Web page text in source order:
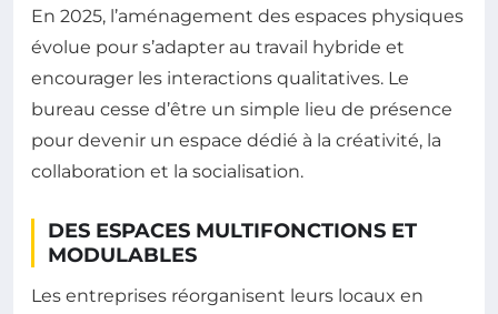
En 2025, l’aménagement des espaces physiques
évolue pour s’adapter au travail hybride et
encourager les interactions qualitatives. Le
bureau cesse d’être un simple lieu de présence
pour devenir un espace dédié à la créativité, la
collaboration et la socialisation.
DES ESPACES MULTIFONCTIONS ET
MODULABLES
Les entreprises réorganisent leurs locaux en